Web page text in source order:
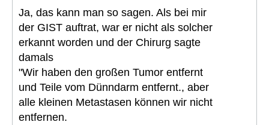
Ja, das kann man so sagen. Als bei mir
der GIST auftrat, war er nicht als solcher
erkannt worden und der Chirurg sagte
damals
"Wir haben den großen Tumor entfernt
und Teile vom Dünndarm entfernt., aber
alle kleinen Metastasen können wir nicht
entfernen.